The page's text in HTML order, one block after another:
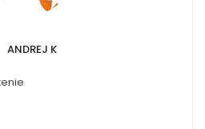
ANDREJ K